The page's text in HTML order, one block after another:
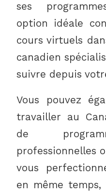
ses
option idéale
cours virtuels
canadien
suivre depuis
Vous pouvez
travailler au
de
professionnelles
vous
en même